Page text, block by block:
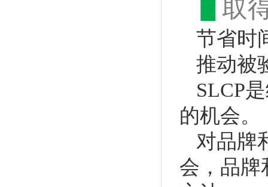
取
节省时
推动被
SLCP
的机会。
对品牌
会，品牌